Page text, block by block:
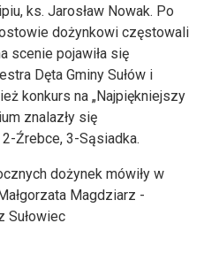
ks. Jarosław Nowak. Po
dożynkowi częstowali
scenie pojawiła się
Dęta Gminy Sułów i
konkurs na „Najpiękniejszy
znalazły się
Źrebce, 3-Sąsiadka.
dożynek mówiły w
Magdziarz -
Sułowiec